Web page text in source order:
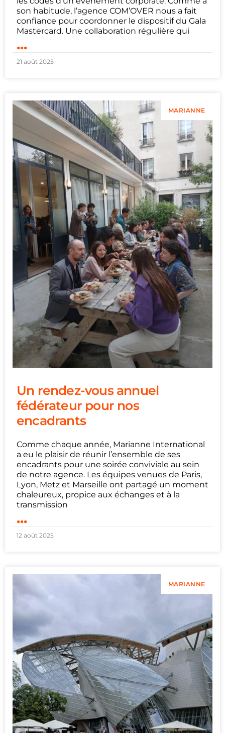
son habitude, l’agence COM’OVER nous a fait
confiance pour coordonner le dispositif du Gala
Mastercard. Une collaboration régulière qui
...
21 août 2025
MARIANNE
Un rendez-vous annuel
fédérateur pour nos
encadrants
Comme chaque année, Marianne International
a eu le plaisir de réunir l’ensemble de ses
encadrants pour une soirée conviviale au sein
de notre agence. Les équipes venues de Paris,
Lyon, Metz et Marseille ont partagé un moment
chaleureux, propice aux échanges et à la
transmission
...
12 août 2025
MARIANNE